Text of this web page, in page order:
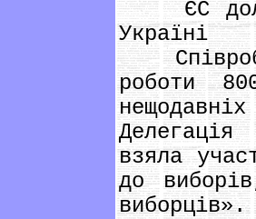
ЄС
Україні
роботи
взяла
до
виборців».